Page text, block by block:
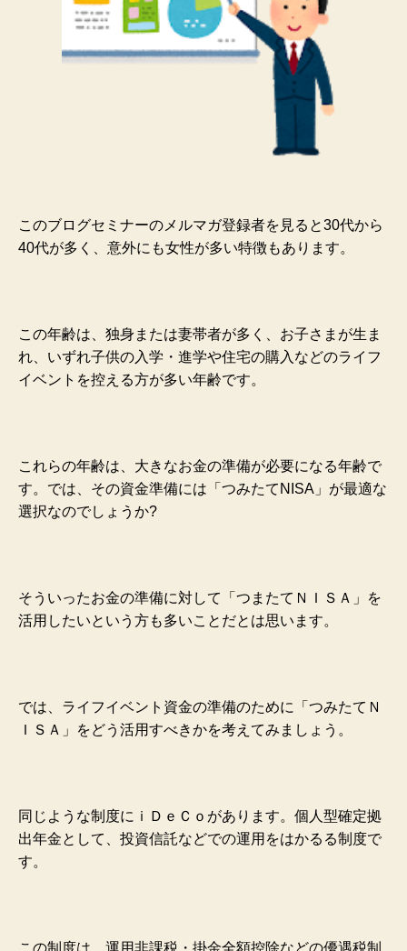
このブログセミナーのメルマガ登録者を見ると30代から
40代が多く、意外にも女性が多い特徴もあります。
この年齢は、独身または妻帯者が多く、お子さまが生ま
れ、いずれ子供の入学・進学や住宅の購入などのライフ
イベントを控える方が多い年齢です。
これらの年齢は、大きなお金の準備が必要になる年齢で
す。では、その資金準備には「つみたてNISA」が最適な
選択なのでしょうか?
そういったお金の準備に対して「つまたてＮＩＳＡ」を
活用したいという方も多いことだとは思います。
では、ライフイベント資金の準備のために「つみたてＮ
ＩＳＡ」をどう活用すべきかを考えてみましょう。
同じような制度にｉＤｅＣｏがあります。個人型確定拠
出年金として、投資信託などでの運用をはかるる制度で
す。
この制度は、運用非課税・掛金全額控除などの優遇税制